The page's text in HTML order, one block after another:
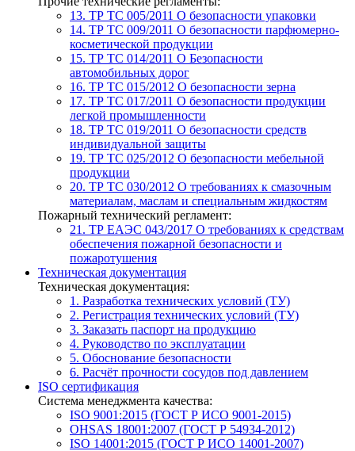
13. ТР ТС 005/2011 О безопасности упаковки
14. ТР ТС 009/2011 О безопасности парфюмерно-
косметической продукции
15. ТР ТС 014/2011 О Безопасности
автомобильных дорог
16. ТР ТС 015/2012 О безопасности зерна
17. ТР ТС 017/2011 О безопасности продукции
легкой промышленности
18. ТР ТС 019/2011 О безопасности средств
индивидуальной защиты
19. ТР ТС 025/2012 О безопасности мебельной
продукции
20. ТР ТС 030/2012 О требованиях к смазочным
материалам, маслам и специальным жидкостям
Пожарный технический регламент:
21. ТР ЕАЭС 043/2017 О требованиях к средствам
обеспечения пожарной безопасности и
пожаротушения
Техническая документация
Техническая документация:
1. Разработка технических условий (ТУ)
2. Регистрация технических условий (ТУ)
3. Заказать паспорт на продукцию
4. Руководство по эксплуатации
5. Обоснование безопасности
6. Расчёт прочности сосудов под давлением
ISO сертификация
Система менеджмента качества:
ISO 9001:2015 (ГОСТ Р ИСО 9001-2015)
OHSAS 18001:2007 (ГОСТ Р 54934-2012)
ISO 14001:2015 (ГОСТ Р ИСО 14001-2007)